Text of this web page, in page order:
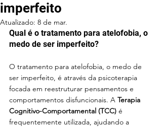
imperfeito
Atualizado: 8 de mar.
Qual é o tratamento para atelofobia, o
medo de ser imperfeito?
O tratamento para atelofobia, o medo de
ser imperfeito, é através da psicoterapia
focada em reestruturar pensamentos e
comportamentos disfuncionais. A Terapia
Cognitivo-Comportamental (TCC) é
frequentemente utilizada, ajudando a